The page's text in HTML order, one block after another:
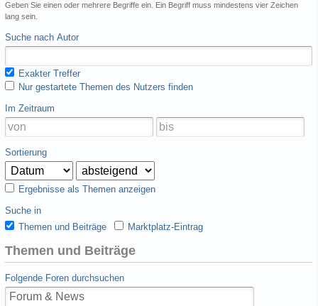
Geben Sie einen oder mehrere Begriffe ein. Ein Begriff muss mindestens vier Zeichen
lang sein.
Suche nach Autor
Exakter Treffer
Nur gestartete Themen des Nutzers finden
Im Zeitraum
Sortierung
Ergebnisse als Themen anzeigen
Suche in
Themen und Beiträge
Marktplatz-Eintrag
Themen und Beiträge
Folgende Foren durchsuchen